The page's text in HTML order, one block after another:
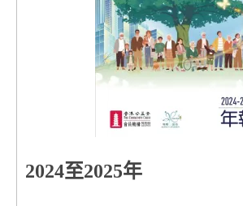
2024至2025年